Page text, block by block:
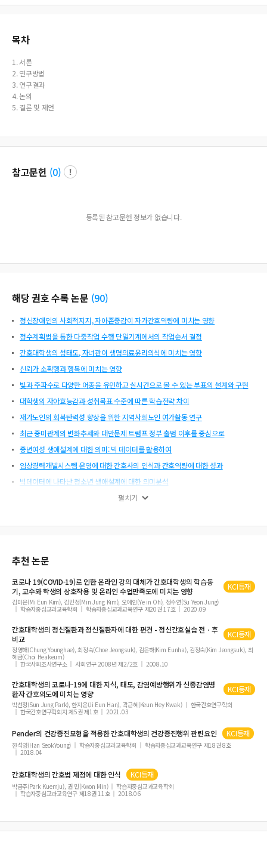
목차
1. 서론
2. 연구방법
3. 연구결과
4. 논의
5. 결론 및 제언
참고문헌 (0)
등록된 참고문헌 정보가 없습니다.
해당 권호 수록 논문 (90)
정신장애인의 사회적지지, 자아존중감이 자가간호역량에 미치는 영향
정수계획법을 통한 다중작업 수행 단일기계에서의 작업순서 결정
간호대학생의 성태도, 자녀관이 생명의료윤리의식에 미치는 영향
신뢰가 소확행과 행복에 미치는 영향
빛과 주파수로 다양한 어종을 유인하고 실시간으로 볼 수 있는 부표의 설계와 구현
대학생의 자아효능감과 성취목표 수준에 따른 학습전략 차이
재가노인의 회복탄력성 향상을 위한 지역사회노인 여가활동 연구
최근 중미관계의 변화추세와 대만문제 트럼프 정부 출범 이후를 중심으로
중년여성 생애설계에 대한 의미: 빅 데이터를 활용하여
임상경력개발시스템 운영에 대한 간호사의 인식과 간호역량에 대한 성과
빅데이터에 나타난 청소년 생애설계에 대한 의미분석
밀레니얼 세대의 남성 메이크업에 대한 인식 및 사용실태에 관한 연구
상사평가가가 직무만족에 미치는 영향에 있어 평가수준의 조절적 영향
웹 페이지 수행기능분석과 점검 우선순위를 활용한 모델기반 웹 취약점 점검
간호전문직관과 감정노동이 간호사의 행복지수에 미치는 영향
1인 가구의 사회안전인식과 삶의 만족도 간의 관계에서 사회적 자본의 매개효과
텍스트 마이닝을 활용한 청년 생애설계 관련 의미연결망 분석
조선업 근로자의 우울에 영향을 미치는 요인
대학 교양 수업의 경험적 글쓰기 교육연구
분석
학교 밖 청소년의 학업중단 경험에 관한 질적 연구 : 학업중단 이전, 당시, 이후 경험
을 중심으로
요양시설 거주노인의 구강위생상태 향상을 위한 간호인력 실무훈련 교육프로그램
적용 및 효과평가
성인 학습자들의 학습 참여동기와 성과 관련 변인 간의 메타분석
학문목적 외국인 유학생의 ‘한국 속담’ 인지에 관한 연구
자원봉사자의 참여 동기가 자원봉사 활동몰입에 미치는 영향
국내 및 외국 문헌에 나타난 저시력학생 연구 경향
펼치기
추천 논문
코로나 19(COVID-19)로 인한 온라인 강의 대체가간호대학생의 학습동
기, 교수와학생의 상호작용 및 온라인 수업만족도에 미치는 영향 KCI등재
김미은(Mi Eun Kim), 김민정(Min Jung Kim), 오예인(Ye in Oh), 정수연(Su Yeon Jung)
학습자중심교과교육학회
학습자중심교과교육연구 제20권 17호 2020.09
간호대학생의 정신질환과 정신질환자에 대한 편견 - 정신간호실습 전ㆍ후
비교
KCI등재
정영해(Chung Younghae), 최정숙(Choe Jeongsuk), 김은하(Kim Eunha), 김정숙(Kim Jeongsuk), 최
혜금(Choi Heakeum)
한국사회조사연구소
사회연구 2008년 제2/2호 2008.10
간호대학생의 코로나-19에 대한 지식, 태도, 감염예방행위가 신종감염병
환자 간호의도에 미치는 영향
KCI등재
박선정(Sun Jung Park), 한지은(Ji Eun Han), 곽근혜(Keun Hey Kwak)
한국간호연구학회
한국간호연구학회지 제5권 제1호
2021.03
Pender의 건강증진모형을 적용한간호대학생의 건강증진행위 관련요인 KCI등재
한석영(Han Seok­Young) 학습자중심교과교육학회
학습자중심교과교육연구 제18권 8호
2018.04
간호대학생의 간호법 제정에 대한 인식 KCI등재
박금주(Park Kuemju), 권 민(Kwon Min)
학습자중심교과교육학회
학습자중심교과교육연구 제18권 11호
2018.06